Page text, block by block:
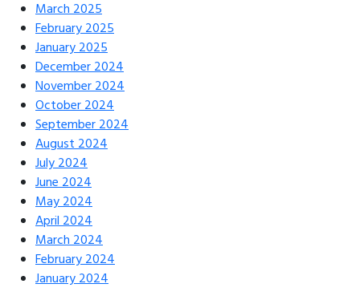
March 2025
February 2025
January 2025
December 2024
November 2024
October 2024
September 2024
August 2024
July 2024
June 2024
May 2024
April 2024
March 2024
February 2024
January 2024